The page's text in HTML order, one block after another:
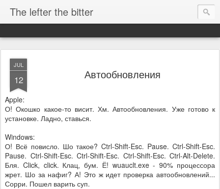
The lefter the bitter
JUL
12 Автообновления
Apple:
О! Окошко какое-то висит. Хм. Автообновления. Уже готово к
установке. Ладно, ставься.
Windows:
О! Всё повисло. Шо такое? Ctrl-Shift-Esc. Pause. Ctrl-Shift-Esc.
Pause. Ctrl-Shift-Esc. Ctrl-Shift-Esc. Ctrl-Shift-Esc. Ctrl-Alt-Delete.
Бля. Click, click. Клац, бум. Ё! wuauclt.exe - 90% процессора
жрет. Шо за нафиг? А! Это ж идет проверка автообновлений...
Сорри. Пошел варить суп.